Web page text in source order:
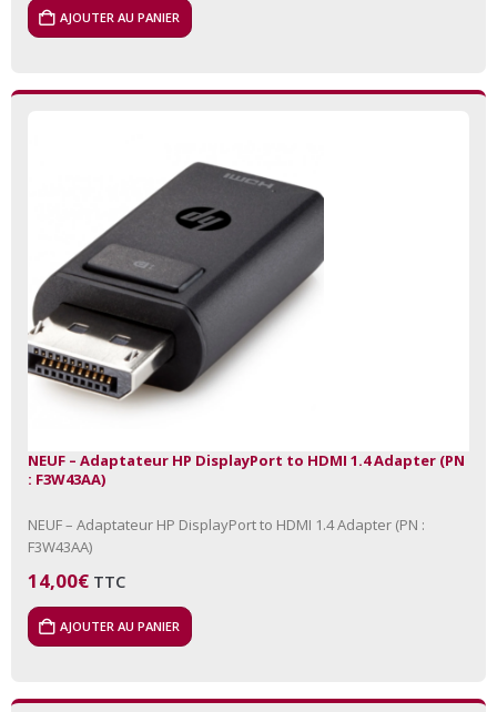
AJOUTER AU PANIER
NEUF – Adaptateur HP DisplayPort to HDMI 1.4 Adapter (PN
: F3W43AA)
NEUF – Adaptateur HP DisplayPort to HDMI 1.4 Adapter (PN :
F3W43AA)
14,00€ TTC
AJOUTER AU PANIER